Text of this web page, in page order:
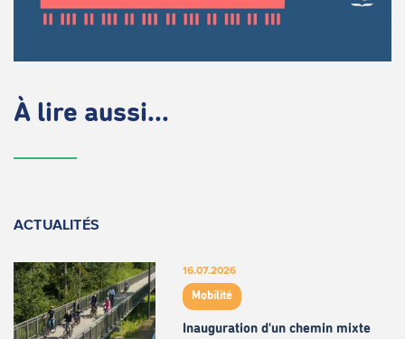
À lire aussi...
ACTUALITÉS
16.07.2026
Mobilité
Inauguration d'un chemin mixte